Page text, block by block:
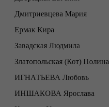
Дмитриевцева Мария
Ермак Кира
Завадская Людмила
Златопольская (Кот) Полина
ИГНАТЬЕВА Любовь
ИНШАКОВА Ярослава